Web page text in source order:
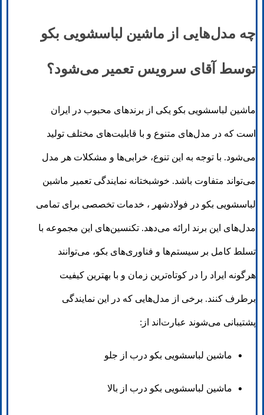
چه مدل‌هایی از ماشین لباسشویی بکو
توسط آقای سرویس تعمیر می‌شود؟
ماشین لباسشویی بکو یکی از برندهای محبوب در ایران
است که در مدل‌های متنوع و با قابلیت‌های مختلف تولید
می‌شود. با توجه به این تنوع، خرابی‌ها و مشکلات هر مدل
می‌تواند متفاوت باشد. خوشبختانه نمایندگی تعمیر ماشین
لباسشویی بکو در فولادشهر ، خدمات تخصصی برای تمامی
مدل‌های این برند ارائه می‌دهد. تکنسین‌های این مجموعه با
تسلط کامل بر سیستم‌ها و فناوری‌های بکو، می‌توانند
هرگونه ایراد را در کوتاه‌ترین زمان و با بهترین کیفیت
برطرف کنند. برخی از مدل‌هایی که در این نمایندگی
پشتیبانی می‌شوند عبارت‌اند از:
ماشین لباسشویی بکو درب از جلو
ماشین لباسشویی بکو درب از بالا